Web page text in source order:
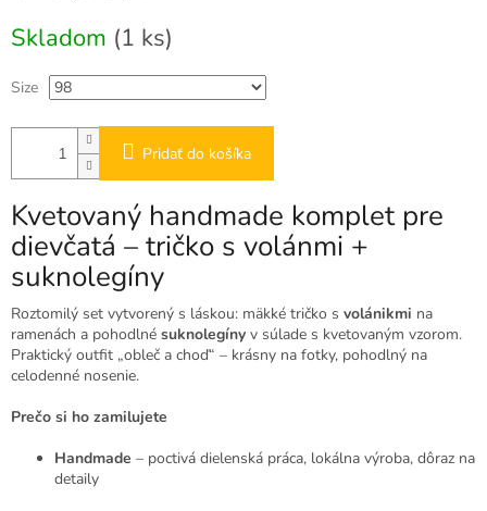
cena:
Skladom (1 ks)
Size
Pridať do košíka
Kvetovaný handmade komplet pre
dievčatá – tričko s volánmi +
suknolegíny
Roztomilý set vytvorený s láskou: mäkké tričko s volánikmi na
ramenách a pohodlné suknolegíny v súlade s kvetovaným vzorom.
Praktický outfit „obleč a choď“ – krásny na fotky, pohodlný na
celodenné nosenie.
Prečo si ho zamilujete
Handmade – poctivá dielenská práca, lokálna výroba, dôraz na
detaily